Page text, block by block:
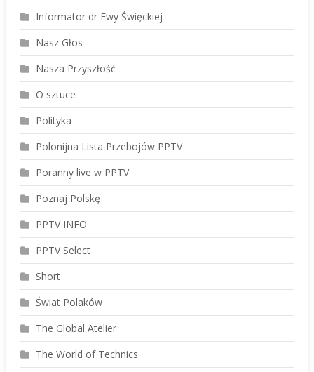
Informator dr Ewy Święckiej
Nasz Głos
Nasza Przyszłość
O sztuce
Polityka
Polonijna Lista Przebojów PPTV
Poranny live w PPTV
Poznaj Polskę
PPTV INFO
PPTV Select
Short
Świat Polaków
The Global Atelier
The World of Technics